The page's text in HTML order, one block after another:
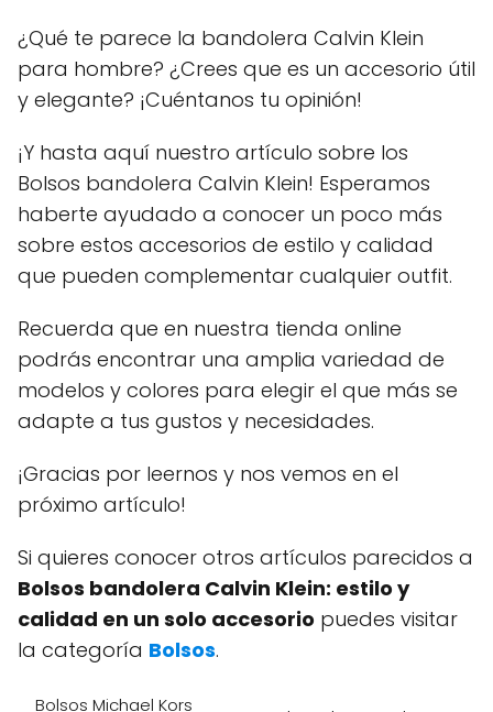
¿Qué te parece la bandolera Calvin Klein
para hombre? ¿Crees que es un accesorio útil
y elegante? ¡Cuéntanos tu opinión!
¡Y hasta aquí nuestro artículo sobre los
Bolsos bandolera Calvin Klein! Esperamos
haberte ayudado a conocer un poco más
sobre estos accesorios de estilo y calidad
que pueden complementar cualquier outfit.
Recuerda que en nuestra tienda online
podrás encontrar una amplia variedad de
modelos y colores para elegir el que más se
adapte a tus gustos y necesidades.
¡Gracias por leernos y nos vemos en el
próximo artículo!
Si quieres conocer otros artículos parecidos a
Bolsos bandolera Calvin Klein: estilo y
calidad en un solo accesorio puedes visitar
la categoría Bolsos.
Bolsos Michael Kors